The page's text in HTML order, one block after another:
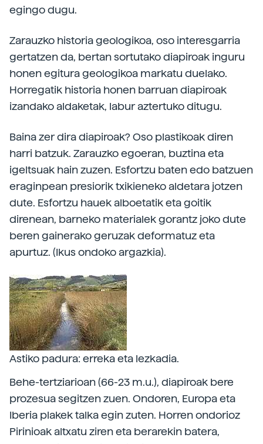
egingo dugu.
Zarauzko historia geologikoa, oso interesgarria
gertatzen da, bertan sortutako diapiroak inguru
honen egitura geologikoa markatu duelako.
Horregatik historia honen barruan diapiroak
izandako aldaketak, labur aztertuko ditugu.
Baina zer dira diapiroak? Oso plastikoak diren
harri batzuk. Zarauzko egoeran, buztina eta
igeltsuak hain zuzen. Esfortzu baten edo batzuen
eraginpean presiorik txikieneko aldetara jotzen
dute. Esfortzu hauek alboetatik eta goitik
direnean, barneko materialek gorantz joko dute
beren gainerako geruzak deformatuz eta
apurtuz. (Ikus ondoko argazkia).
Astiko padura: erreka eta lezkadia.
Behe-tertziarioan (66-23 m.u.), diapiroak bere
prozesua segitzen zuen. Ondoren, Europa eta
Iberia plakek talka egin zuten. Horren ondorioz
Pirinioak altxatu ziren eta berarekin batera,